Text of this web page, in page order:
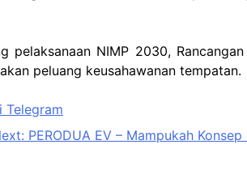
NIMP 2030,
peluang keusahawanan tempatan.
Telegram
PERODUA EV – Mampukah